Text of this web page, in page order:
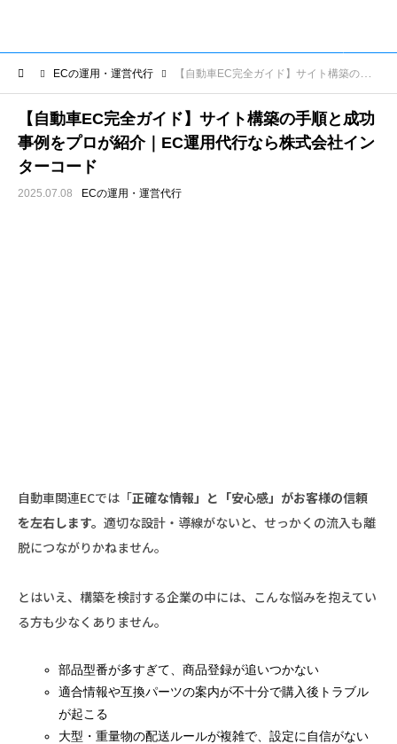
ECの運用・運営代行 【自動車EC完全ガイド】サイト構築の手順と成功事例をプロが紹介｜EC運用代行なら株式会社インターコード
【自動車EC完全ガイド】サイト構築の手順と成功
事例をプロが紹介｜EC運用代行なら株式会社イン
ターコード
2025.07.08 ECの運用・運営代行
自動車関連ECでは「正確な情報」と「安心感」がお客様の信頼
を左右します。 適切な設計・導線がないと、せっかくの流入も離
脱につながりかねません。
とはいえ、構築を検討する企業の中には、こんな悩みを抱えてい
る方も少なくありません。
部品型番が多すぎて、商品登録が追いつかない
適合情報や互換パーツの案内が不十分で購入後トラブル
が起こる
大型・重量物の配送ルールが複雑で、設定に自信がない